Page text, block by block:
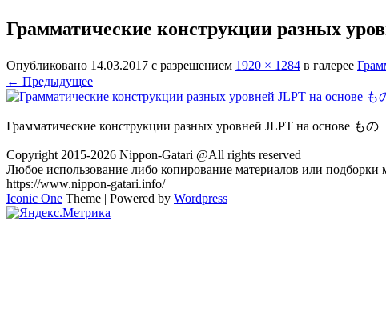
Грамматические конструкции разных
Опубликовано 14.03.2017 с разрешением 1920 × 1284 в галерее
← Предыдущее
Грамматические конструкции разных уровней JLPT на основе もの
Copyright 2015-2026 Nippon-Gatari @All rights reserved
Любое использование либо копирование материалов или подборки
https://www.nippon-gatari.info/
Iconic One Theme | Powered by Wordpress